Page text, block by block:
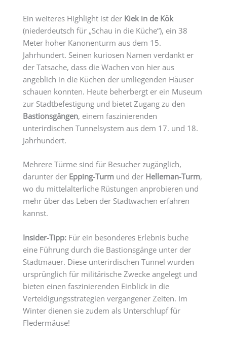
Ein weiteres Highlight ist der Kiek in de Kök
(niederdeutsch für „Schau in die Küche“), ein 38
Meter hoher Kanonenturm aus dem 15.
Jahrhundert. Seinen kuriosen Namen verdankt er
der Tatsache, dass die Wachen von hier aus
angeblich in die Küchen der umliegenden Häuser
schauen konnten. Heute beherbergt er ein Museum
zur Stadtbefestigung und bietet Zugang zu den
Bastionsgängen, einem faszinierenden
unterirdischen Tunnelsystem aus dem 17. und 18.
Jahrhundert.
Mehrere Türme sind für Besucher zugänglich,
darunter der Epping-Turm und der Helleman-Turm,
wo du mittelalterliche Rüstungen anprobieren und
mehr über das Leben der Stadtwachen erfahren
kannst.
Insider-Tipp: Für ein besonderes Erlebnis buche
eine Führung durch die Bastionsgänge unter der
Stadtmauer. Diese unterirdischen Tunnel wurden
ursprünglich für militärische Zwecke angelegt und
bieten einen faszinierenden Einblick in die
Verteidigungsstrategien vergangener Zeiten. Im
Winter dienen sie zudem als Unterschlupf für
Fledermäuse!